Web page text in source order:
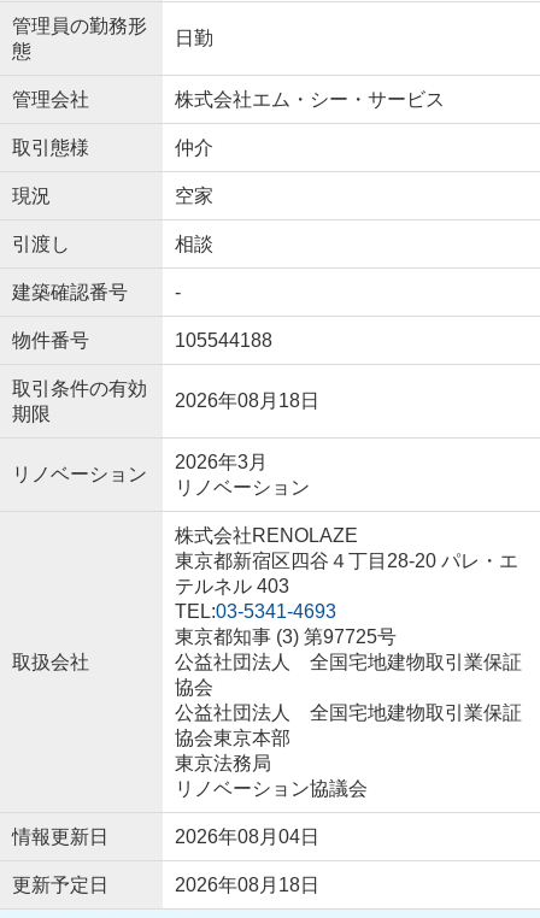
管理員の勤務形
態
日勤
管理会社 株式会社エム・シー・サービス
取引態様 仲介
現況 空家
引渡し 相談
建築確認番号 -
物件番号 105544188
取引条件の有効
期限
2026年08月18日
リノベーション
2026年3月
リノベーション
取扱会社
株式会社RENOLAZE
東京都新宿区四谷４丁目28-20 パレ・エ
テルネル 403
TEL:03-5341-4693
東京都知事 (3) 第97725号
公益社団法人 全国宅地建物取引業保証
協会
公益社団法人 全国宅地建物取引業保証
協会東京本部
東京法務局
リノベーション協議会
情報更新日 2026年08月04日
更新予定日 2026年08月18日